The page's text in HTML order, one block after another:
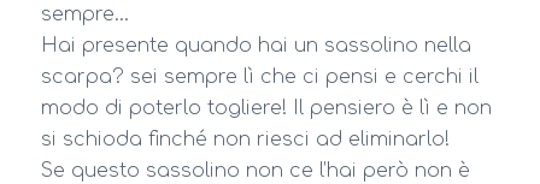
sempre…
Hai presente quando hai un sassolino nella
scarpa? sei sempre lì che ci pensi e cerchi il
modo di poterlo togliere! Il pensiero è lì e non
si schioda finché non riesci ad eliminarlo!
Se questo sassolino non ce l’hai però non è